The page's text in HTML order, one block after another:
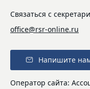
Связаться с
office@rsr-online.ru
Напишите
Оператор сайта: